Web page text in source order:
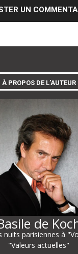
À PROPOS DE L’AUTEUR
de
nuits parisiennes à
"Valeurs actuelles"